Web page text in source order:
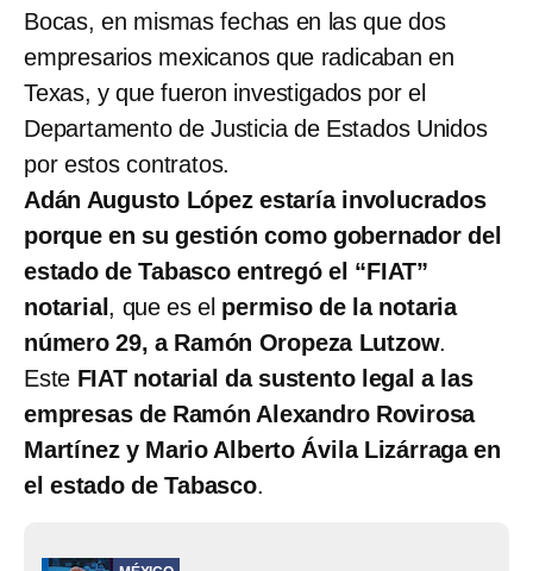
Bocas, en mismas fechas en las que dos
empresarios mexicanos que radicaban en
Texas, y que fueron investigados por el
Departamento de Justicia de Estados Unidos
por estos contratos.
Adán Augusto López estaría involucrados
porque en su gestión como gobernador del
estado de Tabasco entregó el “FIAT”
notarial , que es el permiso de la notaria
número 29, a Ramón Oropeza Lutzow.
Este FIAT notarial da sustento legal a las
empresas de Ramón Alexandro Rovirosa
Martínez y Mario Alberto Ávila Lizárraga en
el estado de Tabasco.